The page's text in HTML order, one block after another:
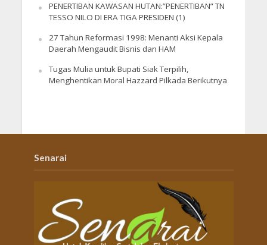
PENERTIBAN KAWASAN HUTAN:”PENERTIBAN” TN
TESSO NILO DI ERA TIGA PRESIDEN (1)
27 Tahun Reformasi 1998: Menanti Aksi Kepala
Daerah Mengaudit Bisnis dan HAM
Tugas Mulia untuk Bupati Siak Terpilih,
Menghentikan Moral Hazzard Pilkada Berikutnya
Senarai